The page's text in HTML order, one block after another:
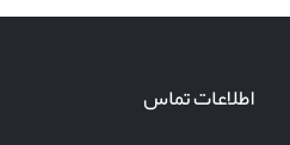
اطلاعات تماس